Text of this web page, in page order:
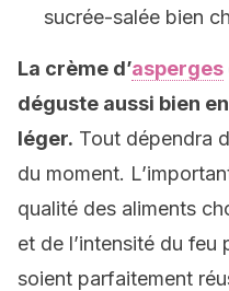
sucrée-salée bien
La crème d’asperges
déguste aussi bien
léger. Tout dépendra
du moment.
qualité des aliments
et de l’intensité du
soient parfaitement